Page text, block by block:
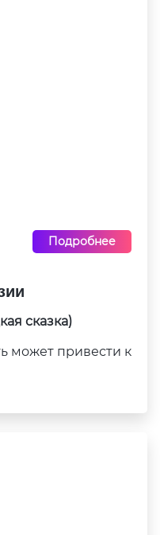
Подробнее
сказка)
может привести к